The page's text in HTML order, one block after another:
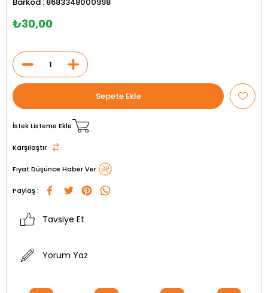
₺30,00
İstek Listeme Ekle
Karşılaştır
Fiyat Düşünce Haber Ver
Paylaş :
Tavsiye Et
Yorum Yaz